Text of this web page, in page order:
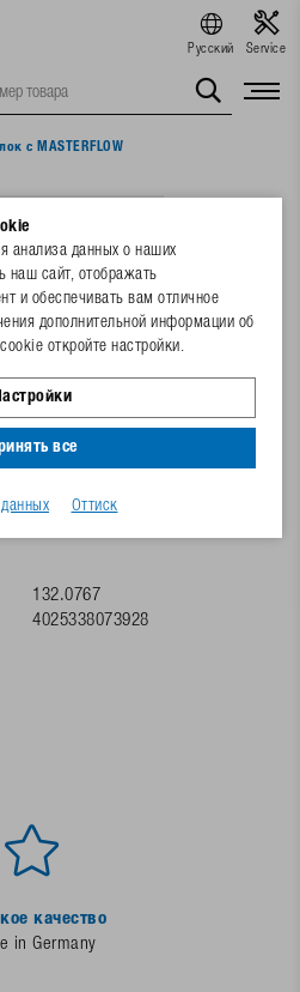
Русский Service
с MASTERFLOW
поилок с
132.0767
4025338073928
качество
in Germany
данных о наших
наш сайт, отображать
и обеспечивать вам отличное
дополнительной информации об
откройте настройки.
все
Оттиск